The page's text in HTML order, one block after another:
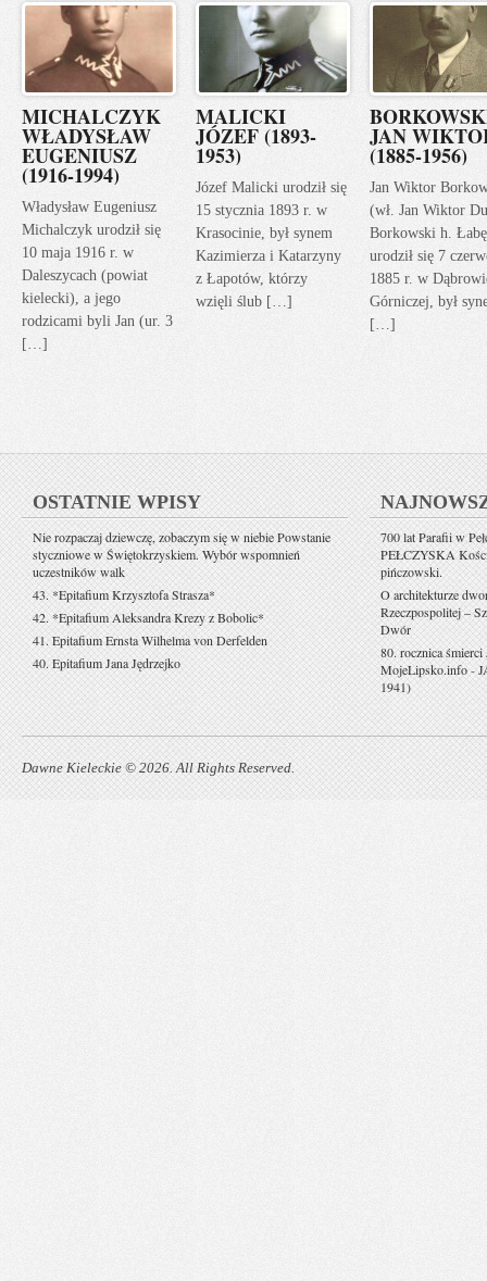
MICHALCZYK
WŁADYSŁAW
EUGENIUSZ
(1916-1994)
Władysław Eugeniusz
Michalczyk urodził się
10 maja 1916 r. w
Daleszycach (powiat
kielecki), a jego
rodzicami byli Jan (ur. 3
[…]
MALICKI
JÓZEF (1893-
1953)
Józef Malicki urodził się
15 stycznia 1893 r. w
Krasocinie, był synem
Kazimierza i Katarzyny
z Łapotów, którzy
wzięli ślub […]
JAN
(1885-1956)
Jan Wiktor
(wł. Jan Wiktor
Borkowski h.
urodził się 7
1885 r. w
Górniczej, był
[…]
OSTATNIE WPISY
Nie rozpaczaj dziewczę, zobaczym się w niebie Powstanie
styczniowe w Świętokrzyskiem. Wybór wspomnień
uczestników walk
43. *Epitafium Krzysztofa Strasza*
42. *Epitafium Aleksandra Krezy z Bobolic*
41. Epitafium Ernsta Wilhelma von Derfelden
40. Epitafium Jana Jędrzejko
700 lat Parafii w
PEŁCZYSKA
pińczowski.
O architekturze
Rzeczpospolitej –
Dwór
80. rocznica
MojeLipsko.info-
1941)
Dawne Kieleckie © 2026. All Rights Reserved.